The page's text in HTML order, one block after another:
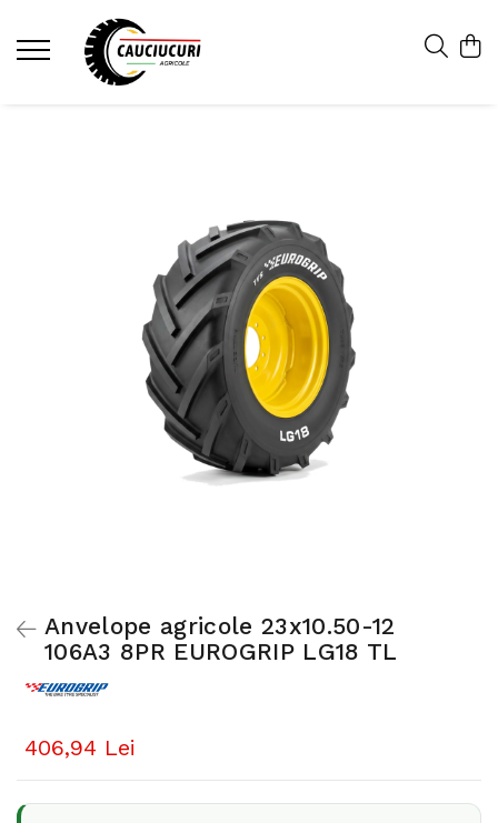
Anvelope agricole 23x10.50-12
106A3 8PR EUROGRIP LG18 TL
406,94 Lei